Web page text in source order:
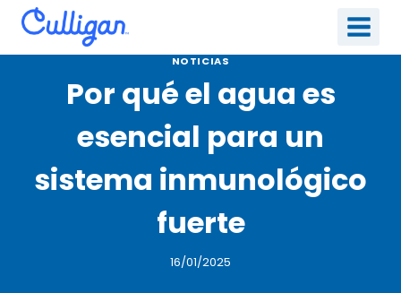
Saltar
NOTICIAS
Por qué el agua es
esencial para un
sistema inmunológico
fuerte
16/01/2025